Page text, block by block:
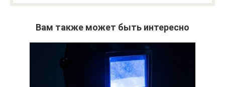
Вам также может быть интересно